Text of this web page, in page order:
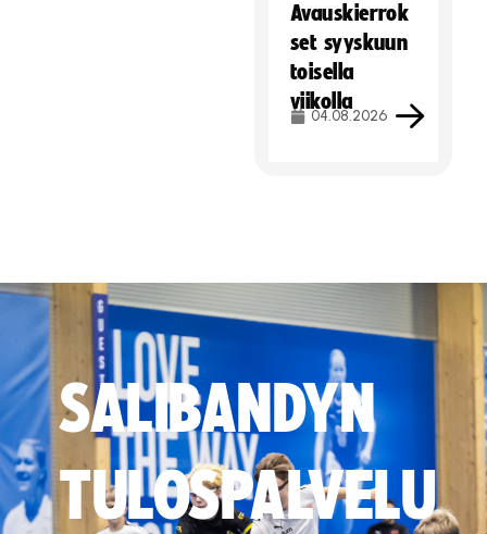
Avauskierrok
set syyskuun
toisella
viikolla
04.08.2026
SALIBANDYN
TULOSPALVELU